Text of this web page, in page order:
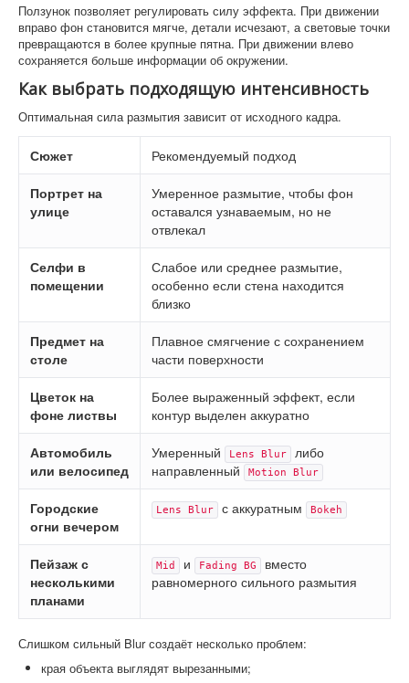
Ползунок позволяет регулировать силу эффекта. При движении
вправо фон становится мягче, детали исчезают, а световые точки
превращаются в более крупные пятна. При движении влево
сохраняется больше информации об окружении.
Как выбрать подходящую интенсивность
Оптимальная сила размытия зависит от исходного кадра.
Сюжет Рекомендуемый подход
Портрет на
улице
Умеренное размытие, чтобы фон
оставался узнаваемым, но не
отвлекал
Селфи в
помещении
Слабое или среднее размытие,
особенно если стена находится
близко
Предмет на
столе
Плавное смягчение с сохранением
части поверхности
Цветок на
фоне листвы
Более выраженный эффект, если
контур выделен аккуратно
Автомобиль
или велосипед
Умеренный Lens Blur
либо
направленный
Motion Blur
Городские
огни вечером
Lens Blur с аккуратным Bokeh
Пейзаж с
несколькими
планами
Mid и Fading BG
вместо
равномерного сильного размытия
Слишком сильный Blur создаёт несколько проблем:
края объекта выглядят вырезанными;